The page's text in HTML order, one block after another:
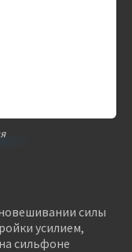
силы
усилием,
сильфоне